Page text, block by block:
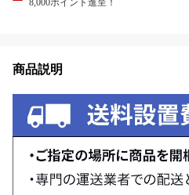
8,000ポイント進呈！
商品説明